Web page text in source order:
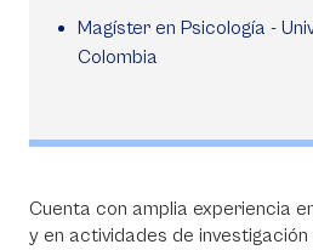
Magíster en Psicología -
Colombia
Cuenta con amplia experiencia
y en actividades de investigación